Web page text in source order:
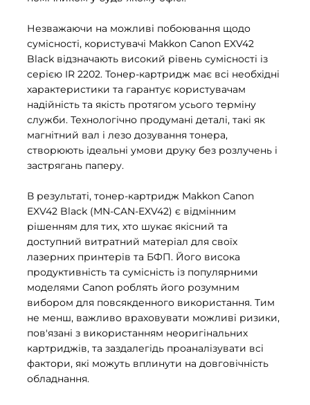
Незважаючи на можливі побоювання щодо
сумісності, користувачі Makkon Canon EXV42
Black відзначають високий рівень сумісності із
серією IR 2202. Тонер-картридж має всі необхідні
характеристики та гарантує користувачам
надійність та якість протягом усього терміну
служби. Технологічно продумані деталі, такі як
магнітний вал і лезо дозування тонера,
створюють ідеальні умови друку без розлучень і
застрягань паперу.
В результаті, тонер-картридж Makkon Canon
EXV42 Black (MN-CAN-EXV42) є відмінним
рішенням для тих, хто шукає якісний та
доступний витратний матеріал для своїх
лазерних принтерів та БФП. Його висока
продуктивність та сумісність із популярними
моделями Canon роблять його розумним
вибором для повсякденного використання. Тим
не менш, важливо враховувати можливі ризики,
пов'язані з використанням неоригінальних
картриджів, та заздалегідь проаналізувати всі
фактори, які можуть вплинути на довговічність
обладнання.